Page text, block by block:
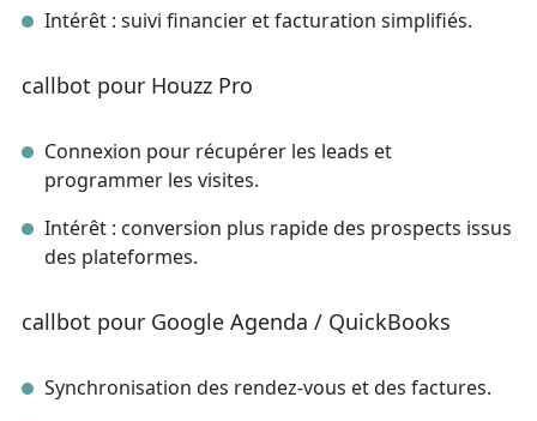
Intérêt : suivi financier et facturation simplifiés.
callbot pour Houzz Pro
Connexion pour récupérer les leads et
programmer les visites.
Intérêt : conversion plus rapide des prospects issus
des plateformes.
callbot pour Google Agenda / QuickBooks
Synchronisation des rendez‑vous et des factures.